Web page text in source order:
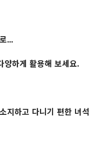
...
양하게 활용해 보세요.
지하고 다니기 편한 녀석